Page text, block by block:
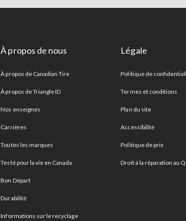
À propos de nous
À propos de Canadian Tire
À propos de Triangle ID
Nos enseignes
Carrières
Toutes les marques
Testé pour la vie en Canada
Bon Départ
Durabilité
Informations sur le recyclage
Légale
Politique de
Termes et conditions
Plan du site
Accessibilité
Politique de prix
Droit à la réparation au